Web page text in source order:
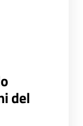
del